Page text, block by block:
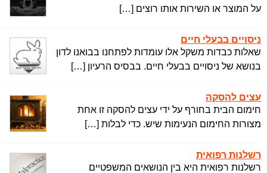
על המוצר או השירות אותו רוצים […]
ניסויים בבעלי חיים
שאלות כבדות משקל אלו עומדות לפתחנו בבואנו לדון
בנושא של ניסויים בבעלי חיים. בבסיס הרעיון […]
עצים להסקה
חימום הבית בחורף על ידי עצים להסקה זו אחת
מצורות החימום הנעימות שיש. כדי לבלות […]
רשלנות רפואית
רשלנות רפואית היא בין הנושאים המשפטיים